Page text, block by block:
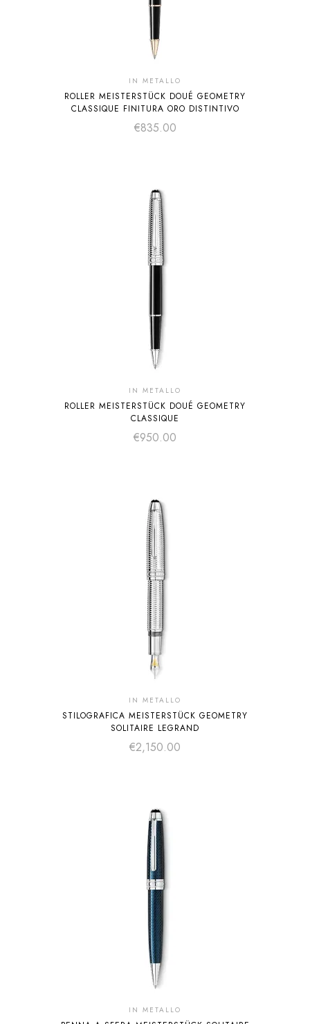
IN METALLO
ROLLER MEISTERSTÜCK DOUÉ GEOMETRY
CLASSIQUE FINITURA ORO DISTINTIVO
€835.00
IN METALLO
ROLLER MEISTERSTÜCK DOUÉ GEOMETRY
CLASSIQUE
€950.00
IN METALLO
STILOGRAFICA MEISTERSTÜCK GEOMETRY
SOLITAIRE LEGRAND
€2,150.00
IN METALLO